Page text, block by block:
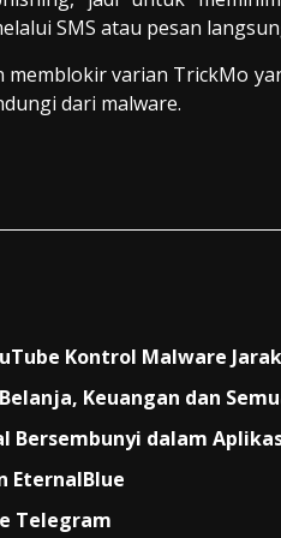
SMS atau pesan
memblokir varian TrickMo
dari malware.
Kontrol Malware
Keuangan dan
Bersembunyi dalam
EternalBlue
Telegram